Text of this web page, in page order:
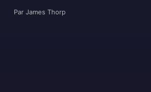
Par James Thorp